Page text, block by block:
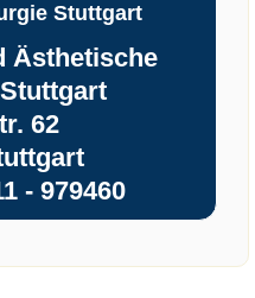
Stuttgart
Ästhetische
62
- 979460